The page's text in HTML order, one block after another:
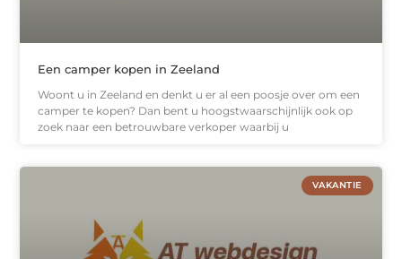
Een camper kopen in Zeeland
Woont u in Zeeland en denkt u er al een poosje over om een
camper te kopen? Dan bent u hoogstwaarschijnlijk ook op
zoek naar een betrouwbare verkoper waarbij u
VAKANTIE